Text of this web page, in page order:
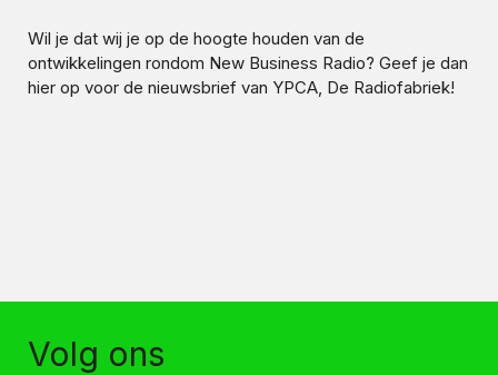
Wil je dat wij je op de hoogte houden van de
ontwikkelingen rondom New Business Radio? Geef je dan
hier op voor de nieuwsbrief van YPCA, De Radiofabriek!
Volg ons